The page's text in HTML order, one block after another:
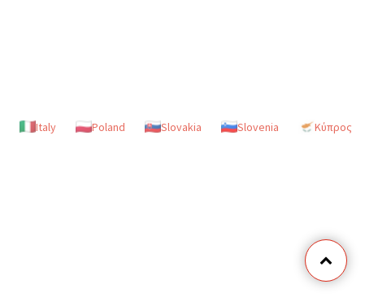
Italy Poland Slovakia Slovenia
Κύπρος